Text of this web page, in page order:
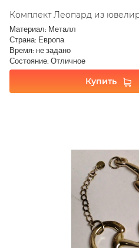
Комплект Леопард из
Материал: Металл
Страна: Европа
Время: не задано
Состояние: Отличное
Купить